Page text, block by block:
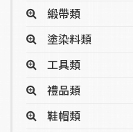
緞帶類
塗染料類
工具類
禮品類
鞋帽類